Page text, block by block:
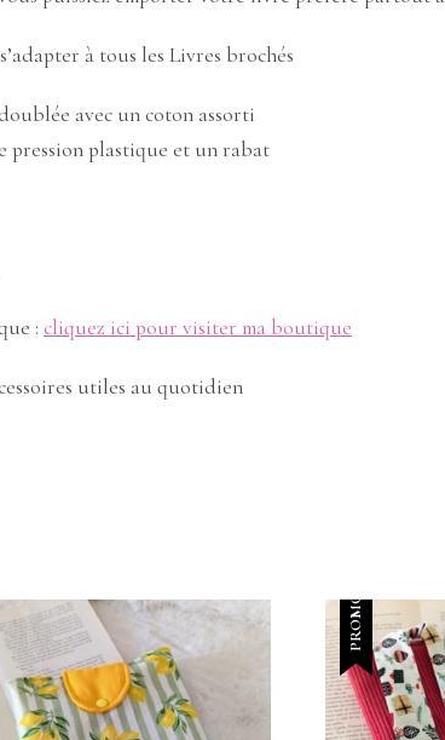
à tous les Livres brochés
avec un coton assorti
pression plastique et un rabat
: cliquez ici pour visiter ma boutique
utiles au quotidien
PROMO !